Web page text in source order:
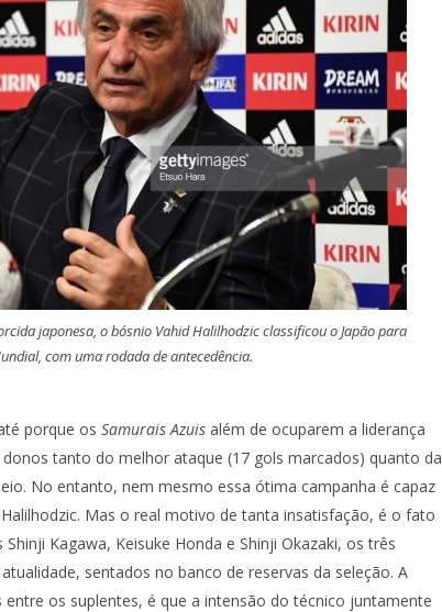
japonesa, o bósnio Vahid Halilhodzic classificou o Japão para
com uma rodada de antecedência.
porque os Samurais Azuis além de ocuparem a liderança
tanto do melhor ataque (17 gols marcados) quanto da
No entanto, nem mesmo essa ótima campanha é capaz
Mas o real motivo de tanta insatisfação, é o fato
Kagawa, Keisuke Honda e Shinji Okazaki, os três
sentados no banco de reservas da seleção. A
entre os suplentes, é que a intensão do técnico juntamente